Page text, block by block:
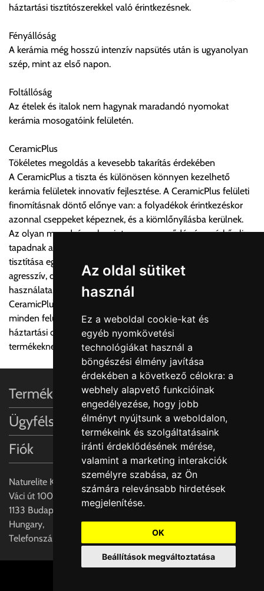
Az oldal sütiket
használ
Ez a weboldal cookie-kat és
egyéb nyomkövetési
technológiákat használ a
böngészési élmény javítása
érdekében a következő célokra: a
webhely alapvető funkcióinak
engedélyezése, hogy jobb
élményt nyújtsunk a weboldalon,
termékeink és szolgáltatásaink
iránti érdeklődésének mérése,
valamint a marketing interakciók
személyre szabása, az Ön
számára relevánsabb hirdetések
megjelenítése.
OK
Beállítások megváltoztatása
háztartási tisztítószerekkel való érintkezésnek.
Fényállóság
A kerámia még hosszú intenzív napsütés után is ugyanolyan
szép, mint az első napon.
Foltállóság
Az ételek és italok nem hagynak maradandó nyomokat
kerámia mosogatóink felületén.
CeramicPlus
Tökéletes megoldás a kevesebb takarítás érdekében
A CeramicPlus a tiszta és különösen könnyen kezelhető
kerámia felületek innovatív fejlesztése. A CeramicPlus felületi
finomításnak döntő előnye van: a folyadékok érintkezéskor
azonnal cseppeket képeznek, és a kiömlőnyílásba kerülnek.
Az olyan maradványok, mint a szennyeződés és a vízkő alig
tapadnak a felületre. Így a CeramicPlus-szal bevont kerámia
tisztítása egyszerűbb. A megszáradt vízkőnyomokat
agresszív, dörzsölő és környezetszennyező tisztítószerek
használata nélkül, pillanatok alatt el lehet távolítani. A
CeramicPlus optimális higiéniát és friss tisztaságot biztosít
minden felületen. Az anyag ellenáll a normál sav és lúg alapú
háztartási cikkeknek, valamint az orvosi és kozmetikai
termékeknek.
Naturelite Kft,
Váci út 100.,
1133 Budapest,
Hungary,
Telefonszám: +(36) 70-427-3837
Termékinformációk
Ügyfélszolgálat
Fiók